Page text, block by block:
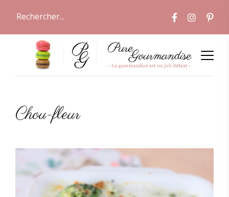
Chou-fleur